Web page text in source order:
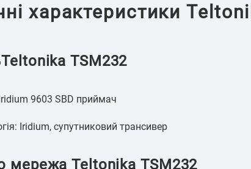
характеристики
TSM232
9603 SBD приймач
Iridium, супутниковий трансивер
мережа Teltonika TSM232